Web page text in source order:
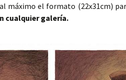
máximo el formato (22x31cm)
cualquier galería.